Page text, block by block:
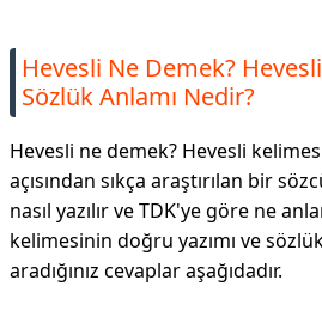
Hevesli Ne Demek?
Sözlük Anlamı Nedir?
Hevesli ne demek? Hevesli
açısından sıkça araştırılan bir
nasıl yazılır ve TDK'ye göre ne
kelimesinin doğru yazımı ve
aradığınız cevaplar aşağıdadır.